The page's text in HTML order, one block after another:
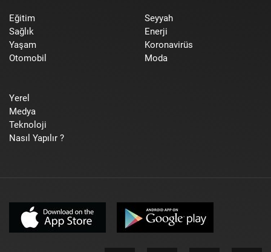
Eğitim
Sağlık
Yaşam
Otomobil
Seyyah
Enerji
Koronavirüs
Moda
Yerel
Medya
Teknoloji
Nasıl Yapılır ?